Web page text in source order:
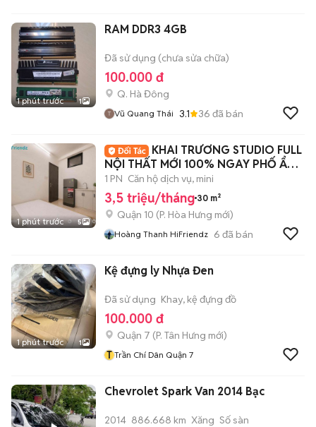
1 phút trước 1
RAM DDR3 4GB
Đã sử dụng (chưa sửa chữa)
100.000 đ
Q. Hà Đông
Vũ Quang Thái 3.1 36 đã bán
1 phút trước 5
KHAI TRƯƠNG STUDIO FULL
NỘI THẤT MỚI 100% NGAY PHỐ ẨM
THỰC Q10
1 PN Căn hộ dịch vụ, mini
3,5 triệu/tháng 30 m²
Quận 10 (P. Hòa Hưng mới)
Hoàng Thanh HiFriendz 6 đã bán
1 phút trước 1
Kệ đựng ly Nhựa Đen
Đã sử dụng Khay, kệ đựng đồ
100.000 đ
Quận 7 (P. Tân Hưng mới)
T Trần Chí Dân Quận 7
Chevrolet Spark Van 2014 Bạc
2014 886.668 km Xăng Số sàn